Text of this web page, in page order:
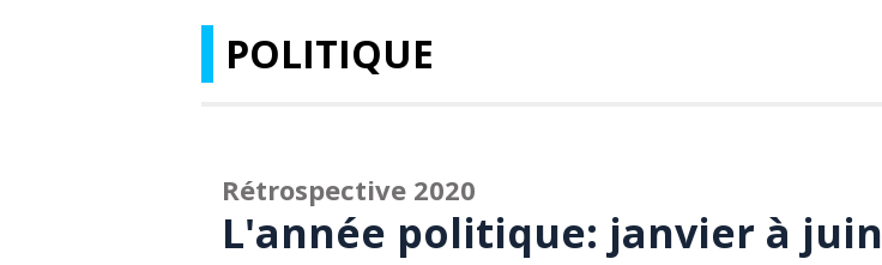
POLITIQUE
Rétrospective 2020
L'année politique: janvier à juin